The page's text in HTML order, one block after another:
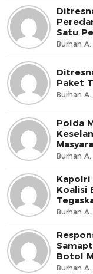
Satu
Burhan
Paket
Burhan
Polda
Jalan
Burhan
Kapolri
Koalisi
dan
Burhan
Botol
Burhan